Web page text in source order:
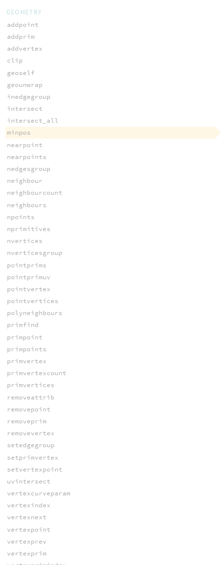
GEOMETRY
addpoint
addprim
addvertex
clip
geoself
geounwrap
inedgegroup
intersect
intersect_all
minpos
nearpoint
nearpoints
nedgesgroup
neighbour
neighbourcount
neighbours
npoints
nprimitives
nvertices
nverticesgroup
pointprims
pointprimuv
pointvertex
pointvertices
polyneighbours
primfind
primpoint
primpoints
primvertex
primvertexcount
primvertices
removeattrib
removepoint
removeprim
removevertex
setedgegroup
setprimvertex
setvertexpoint
uvintersect
vertexcurveparam
vertexindex
vertexnext
vertexpoint
vertexprev
vertexprim